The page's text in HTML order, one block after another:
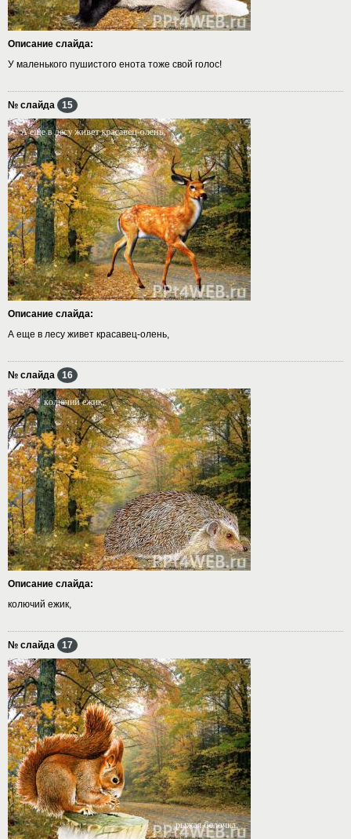
Описание слайда:
У маленького пушистого енота тоже свой голос!
№ слайда 15
Описание слайда:
А еще в лесу живет красавец-олень,
№ слайда 16
Описание слайда:
колючий ежик,
№ слайда 17